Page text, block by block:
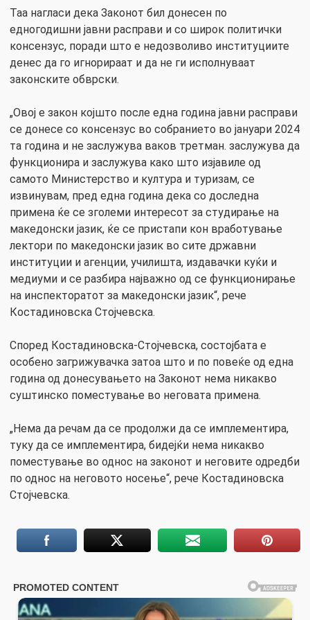
Таа нагласи дека Законот бил донесен по
едногодишни јавни расправи и со широк политички
консензус, поради што е недозволиво институциите
денес да го игнорираат и да не ги исполнуваат
законските обврски.
„Овој е закон којшто после една година јавни расправи
се донесе со консензус во собранието во јануари 2024
та година и не заслужува ваков третман. заслужува да
функционира и заслужува како што изјавиле од
самото Министерство и култура и туризам, се
извинувам, пред една година дека со доследна
примена ќе се зголеми интересот за студирање на
македонски јазик, ќе се пристапи кон вработување
лектори по македонски јазик во сите државни
институции и агенции, училишта, издавачки куќи и
медиуми и се разбира најважно од се функционирање
на инспекторатот за македонски јазик“, рече
Костадиновска Стојчевска.
Според Костадиновска-Стојчевска, состојбата е
особено загрижувачка затоа што и по повеќе од една
година од донесувањето на Законот нема никакво
суштинско поместување во неговата примена.
„Нема да речам да се продолжи да се имплементира,
туку да се имплементира, бидејќи нема никакво
поместување во однос на законот и неговите одредби
по однос на неговото носење“, рече Костадиновска
Стојчевска.